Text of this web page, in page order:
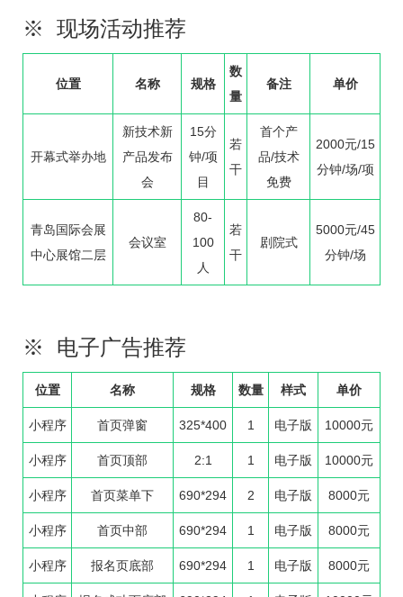
※ 现场活动推荐
位置 名称 规格
数
量
备注 单价
开幕式举办地
新技术新
产品发布
会
15分
钟/项
目
若
干
首个产
品/技术
免费
2000元/15
分钟/场/项
青岛国际会展
中心展馆二层
会议室
80-
100
人
若
干
剧院式
5000元/45
分钟/场
※ 电子广告推荐
位置 名称 规格 数量 样式 单价
小程序 首页弹窗 325*400 1 电子版 10000元
小程序 首页顶部 2:1 1 电子版 10000元
小程序 首页菜单下 690*294 2 电子版 8000元
小程序 首页中部 690*294 1 电子版 8000元
小程序 报名页底部 690*294 1 电子版 8000元